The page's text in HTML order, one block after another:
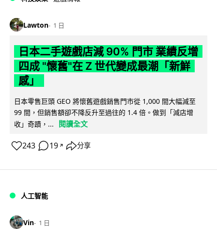
Lawton 1 日
日本二手遊戲店減 90% 門市 業績反增
四成 "懷舊"在 Z 世代變成最潮「新鮮
感」
日本零售巨頭 GEO 將懷舊遊戲銷售門市從 1,000 間大幅減至
99 間，但銷售額卻不降反升至過往的 1.4 倍。做到「減店增
收」奇蹟，...
閱讀全文
243 19 ↗ 分享
人工智能
Vin 1 日